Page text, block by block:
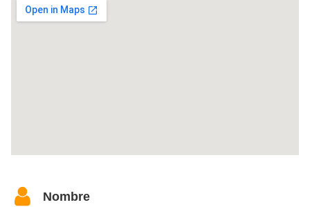
Nombre